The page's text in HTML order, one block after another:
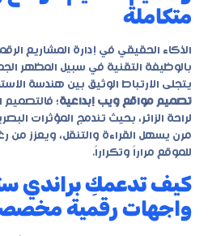
متكاملة
الذكاء الحقيقي في إدارة المشاريع
بالوظيفة التقنية في سبيل المظهر
يتجلى الارتباط الوثيق بين هندسة
تصميم مواقع ويب إبداعية؛ فالتصميم
لراحة الزائر، بحيث تندمج المؤثرات
مرن يسهل القراءة والتنقل، ويعزز من
للموقع مراراً وتكراراً.
كيف تدعمكِ براندي
واجهات رقمية